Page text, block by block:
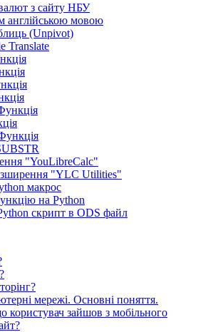
з сайту НБУ
англійською мовою
(Unpivot)
Translate
"YouLibreCalc"
"YLC Utilities"
макрос
на Python
скрипт в ODS файл
мережі. Основні поняття.
користувач зайшов з мобільного